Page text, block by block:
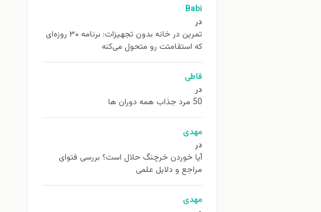
Babi
در
تمرین در خانه بدون تجهیزات: برنامه ۳۰ روزه‌ای
که استقامتت رو متحول می‌کنه
فاطی
در
50 مرد جذاب همه دوران ها
مهدی
در
آیا خوردن خرچنگ حلال است؟ بررسی فتوای
مراجع و دلایل علمی
مهدی